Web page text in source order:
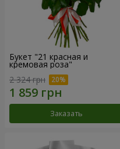
Букет "21 красная и
кремовая роза"
2 324 грн
Заказать